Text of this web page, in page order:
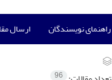
راهنمای نویسندگان ارسال
96